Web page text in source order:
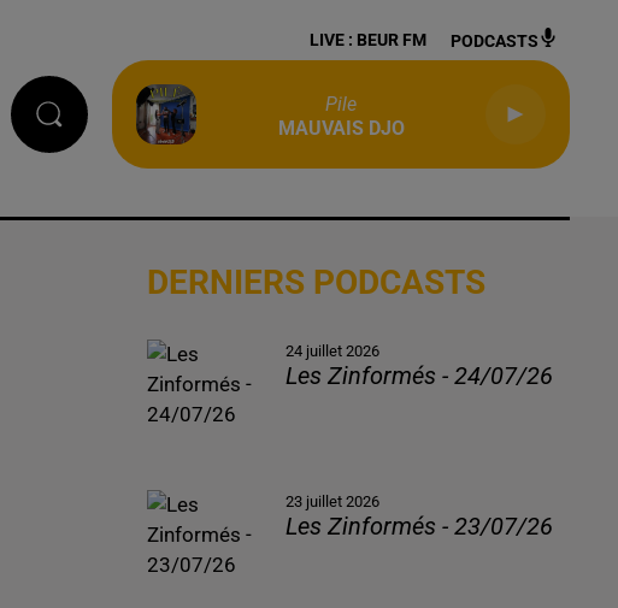
LIVE : BEUR FM PODCASTS
Pile
MAUVAIS DJO
DERNIERS PODCASTS
24 juillet 2026
Les Zinformés - 24/07/26
23 juillet 2026
Les Zinformés - 23/07/26